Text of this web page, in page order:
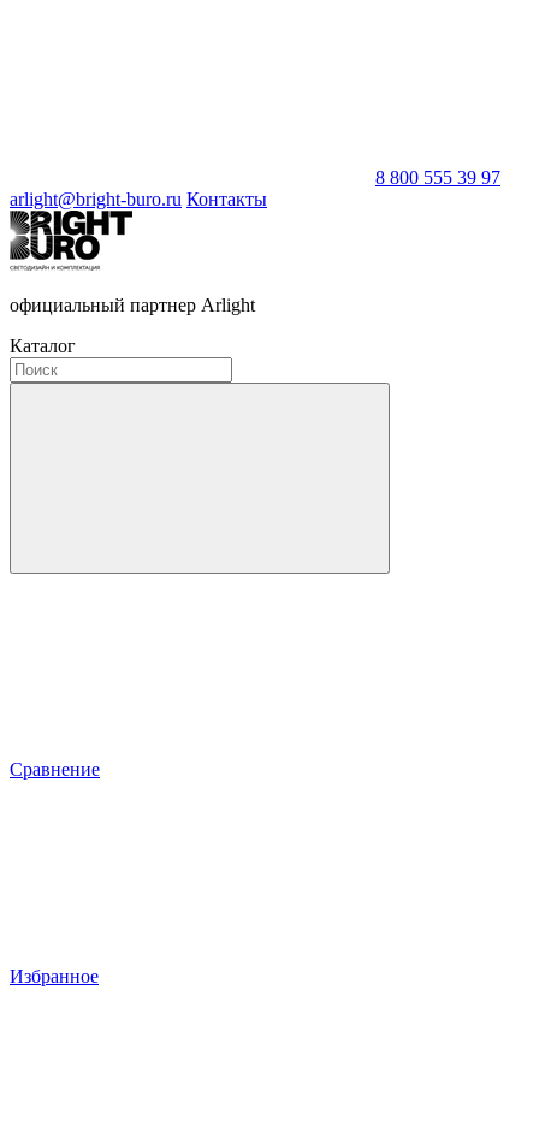
8 800 555 39 97
arlight@bright-buro.ru Контакты
официальный партнер Arlight
Каталог
Сравнение
Избранное